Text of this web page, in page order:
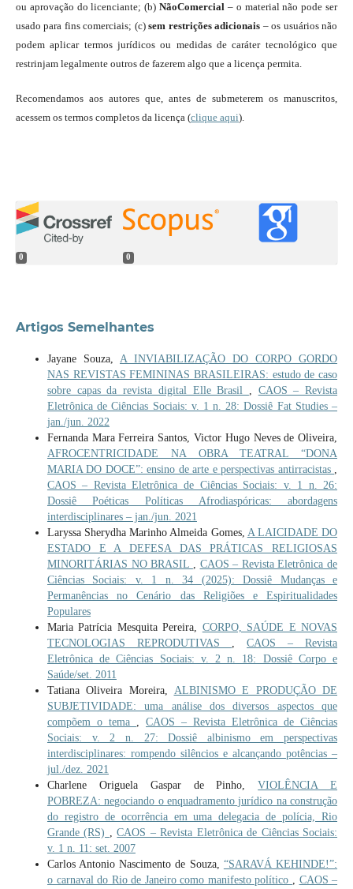
ou aprovação do licenciante; (b)NãoComercial – o material não pode ser
usado para fins comerciais; (c)sem restrições adicionais – os usuários não
podem aplicar termos jurídicos ou medidas de caráter tecnológico que
restrinjam legalmente outros de fazerem algo que a licença permita.
Recomendamos aos autores que, antes de submeterem os manuscritos,
acessem os termos completos da licença (clique aqui).
0 0
Artigos Semelhantes
Jayane Souza, A INVIABILIZAÇÃO DO CORPO GORDO
NAS REVISTAS FEMININAS BRASILEIRAS: estudo de caso
sobre capas da revista digital Elle Brasil , CAOS – Revista
Eletrônica de Ciências Sociais: v. 1 n. 28: Dossiê Fat Studies –
jan./jun. 2022
Fernanda Mara Ferreira Santos, Victor Hugo Neves de Oliveira,
AFROCENTRICIDADE NA OBRA TEATRAL “DONA
MARIA DO DOCE”: ensino de arte e perspectivas antirracistas ,
CAOS – Revista Eletrônica de Ciências Sociais: v. 1 n. 26:
Dossiê Poéticas Políticas Afrodiaspóricas: abordagens
interdisciplinares – jan./jun. 2021
Laryssa Sherydha Marinho Almeida Gomes, A LAICIDADE DO
ESTADO E A DEFESA DAS PRÁTICAS RELIGIOSAS
MINORITÁRIAS NO BRASIL , CAOS – Revista Eletrônica de
Ciências Sociais: v. 1 n. 34 (2025): Dossiê Mudanças e
Permanências no Cenário das Religiões e Espiritualidades
Populares
Maria Patrícia Mesquita Pereira, CORPO, SAÚDE E NOVAS
TECNOLOGIAS REPRODUTIVAS ,CAOS – Revista
Eletrônica de Ciências Sociais: v. 2 n. 18: Dossiê Corpo e
Saúde/set. 2011
Tatiana Oliveira Moreira, ALBINISMO E PRODUÇÃO DE
SUBJETIVIDADE: uma análise dos diversos aspectos que
compõem o tema ,CAOS – Revista Eletrônica de Ciências
Sociais: v. 2 n. 27: Dossiê albinismo em perspectivas
interdisciplinares: rompendo silêncios e alcançando potências –
jul./dez. 2021
Charlene Origuela Gaspar de Pinho,VIOLÊNCIA E
POBREZA: negociando o enquadramento jurídico na construção
do registro de ocorrência em uma delegacia de polícia, Rio
Grande (RS) ,CAOS – Revista Eletrônica de Ciências Sociais:
v. 1 n. 11: set. 2007
Carlos Antonio Nascimento de Souza, “SARAVÁ KEHINDE!”:
o carnaval do Rio de Janeiro como manifesto político , CAOS –